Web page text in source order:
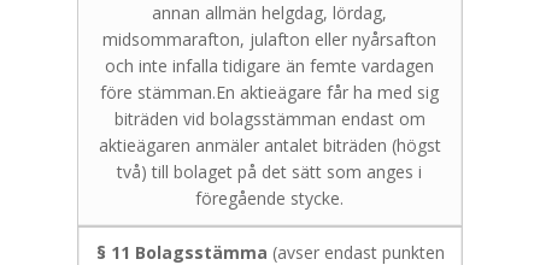
annan allmän helgdag, lördag,
midsommarafton, julafton eller nyårsafton
och inte infalla tidigare än femte vardagen
före stämman.En aktieägare får ha med sig
biträden vid bolagsstämman endast om
aktieägaren anmäler antalet biträden (högst
två) till bolaget på det sätt som anges i
föregående stycke.
§ 11 Bolagsstämma (avser endast punkten